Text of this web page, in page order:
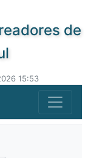
de
15:53